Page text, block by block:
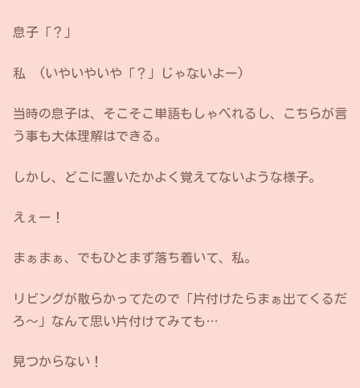
息子「？」
私 (いやいやいや「？」じゃないよー)
当時の息子は、そこそこ単語もしゃべれるし、こちらが言
う事も大体理解はできる。
しかし、どこに置いたかよく覚えてないような様子。
えぇー！
まぁまぁ、でもひとまず落ち着いて、私。
リビングが散らかってたので「片付けたらまぁ出てくるだ
ろ〜」なんて思い片付けてみても…
見つからない！